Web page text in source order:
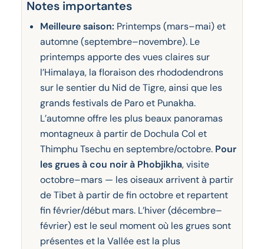
Notes importantes
Meilleure saison: Printemps (mars–mai) et
automne (septembre–novembre). Le
printemps apporte des vues claires sur
l’Himalaya, la floraison des rhododendrons
sur le sentier du Nid de Tigre, ainsi que les
grands festivals de Paro et Punakha.
L’automne offre les plus beaux panoramas
montagneux à partir de Dochula Col et
Thimphu Tsechu en septembre/octobre. Pour
les grues à cou noir à Phobjikha, visite
octobre–mars — les oiseaux arrivent à partir
de Tibet à partir de fin octobre et repartent
fin février/début mars. L’hiver (décembre–
février) est le seul moment où les grues sont
présentes et la Vallée est la plus